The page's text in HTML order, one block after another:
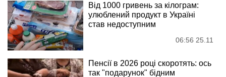
Від 1000 гривень за кілограм:
улюблений продукт в Україні
став недоступним
06:56 25.11
Пенсії в 2026 році скоротять: ось
так "подарунок" бідним